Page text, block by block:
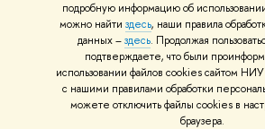
подробную информацию об
можно найти здесь, наши правила
данных –здесь. Продолжая
подтверждаете, что были
использовании файлов cookies сайтом
с нашими правилами обработки
можете отключить файлы cookies в
браузера.
Единая платежная страница
© НИУ ВШЭ 1993–2026 Адреса и контакты
материалов Политика конфиденциальности
Шрифты HSE Sans и HSE Slab разработаны в